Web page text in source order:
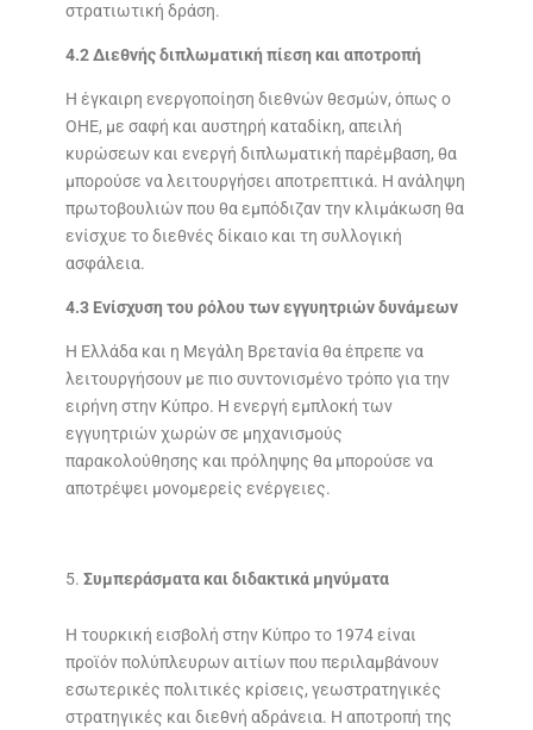
στρατιωτική δράση.
4.2 Διεθνής διπλωματική πίεση και αποτροπή
Η έγκαιρη ενεργοποίηση διεθνών θεσμών, όπως ο
ΟΗΕ, με σαφή και αυστηρή καταδίκη, απειλή
κυρώσεων και ενεργή διπλωματική παρέμβαση, θα
μπορούσε να λειτουργήσει αποτρεπτικά. Η ανάληψη
πρωτοβουλιών που θα εμπόδιζαν την κλιμάκωση θα
ενίσχυε το διεθνές δίκαιο και τη συλλογική
ασφάλεια.
4.3 Ενίσχυση του ρόλου των εγγυητριών δυνάμεων
Η Ελλάδα και η Μεγάλη Βρετανία θα έπρεπε να
λειτουργήσουν με πιο συντονισμένο τρόπο για την
ειρήνη στην Κύπρο. Η ενεργή εμπλοκή των
εγγυητριών χωρών σε μηχανισμούς
παρακολούθησης και πρόληψης θα μπορούσε να
αποτρέψει μονομερείς ενέργειες.
Συμπεράσματα και διδακτικά μηνύματα
Η τουρκική εισβολή στην Κύπρο το 1974 είναι
προϊόν πολύπλευρων αιτίων που περιλαμβάνουν
εσωτερικές πολιτικές κρίσεις, γεωστρατηγικές
στρατηγικές και διεθνή αδράνεια. Η αποτροπή της